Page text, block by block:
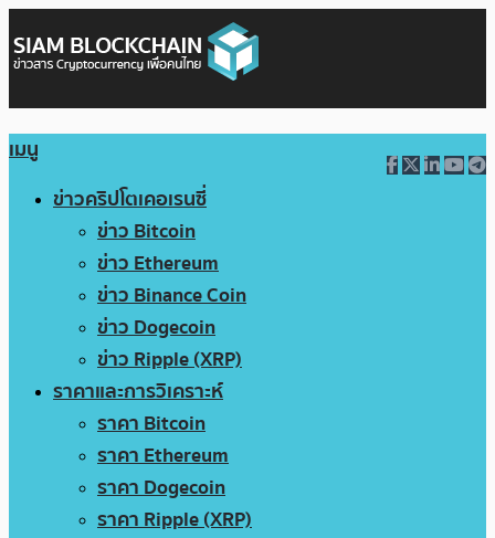
เมนู
ข่าวคริปโตเคอเรนซี่
ข่าว Bitcoin
ข่าว Ethereum
ข่าว Binance Coin
ข่าว Dogecoin
ข่าว Ripple (XRP)
ราคาและการวิเคราะห์
ราคา Bitcoin
ราคา Ethereum
ราคา Dogecoin
ราคา Ripple (XRP)